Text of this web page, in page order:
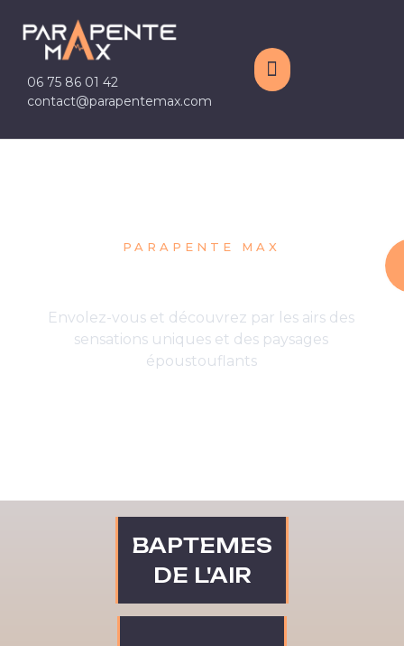
06 75 86 01 42
contact@parapentemax.com
PARAPENTE MAX
Envolez-vous et découvrez par les airs des
sensations uniques et des paysages
époustouflants
BAPTEMES
DE L'AIR